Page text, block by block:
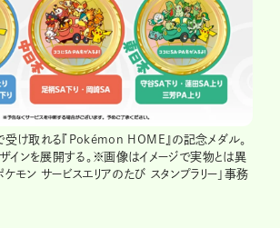
け取れる『Pokémon HOME』の記念メダル。
インを展開する。※画像はイメージで実物とは異
ケモン サービスエリアのたび スタンプラリー」事務